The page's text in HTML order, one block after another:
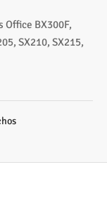
Office BX300F,
SX210, SX215,